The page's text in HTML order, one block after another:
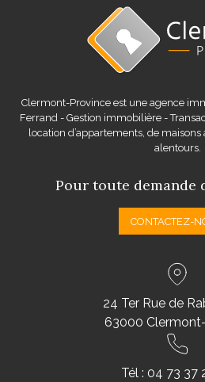
Clermont-Province est une agence
Ferrand - Gestion immobilière -
location d’appartements, de
alentours.
Pour toute demande
CONTACTEZ-
24 Ter Rue de
63000
Tél : 04 73 37